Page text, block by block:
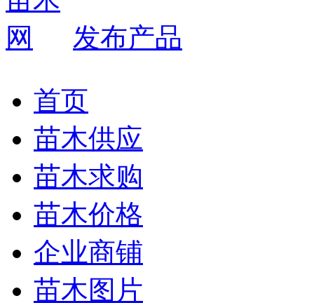
发布产品
首页
苗木供应
苗木求购
苗木价格
企业商铺
苗木图片